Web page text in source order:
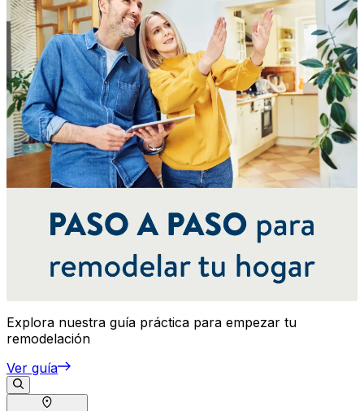
Explora nuestra guía práctica para empezar tu
remodelación
Ver guía